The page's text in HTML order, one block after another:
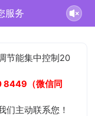
服务
节能集中控制20
（微信同
们主动联系您！